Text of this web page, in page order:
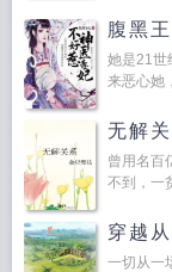
腹黑
她是21世
来恶心她
无解
曾用名百
不到，一
穿越
一切从